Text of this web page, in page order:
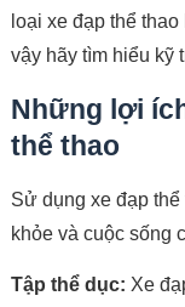
loại xe đạp thể
vậy hãy tìm hiểu kỹ
Những lợi
thể thao
Sử dụng xe đạp
khỏe và cuộc sống
Tập thể dục: Xe